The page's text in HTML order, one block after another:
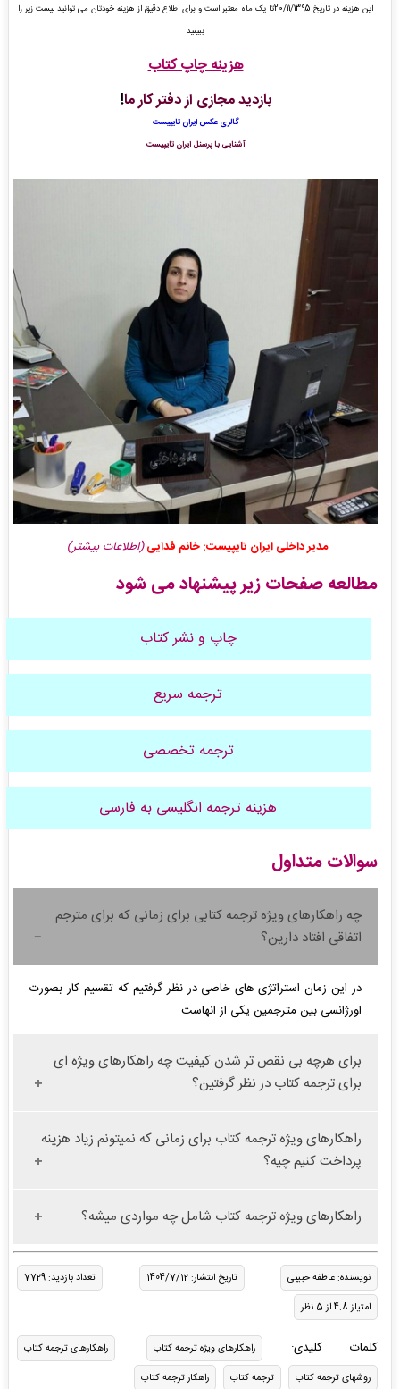
این هزینه در تاریخ 20/11/1395تا یک ماه معتبر است و برای اطلاع دقیق از هزینه خودتان می توانید لیست زیر را
ببینید
هزینه چاپ کتاب
بازدید مجازی از دفتر کار ما!
گالری عکس ایران تایپیست
آشنایی با پرسنل ایران تایپیست
مدیر داخلی ایران تایپیست: خانم فدایی(اطلاعات بیشتر)
مطالعه صفحات زیر پیشنهاد می شود
چاپ و نشر کتاب
ترجمه سریع
ترجمه تخصصی
هزینه ترجمه انگلیسی به فارسی
سوالات متداول
چه راهکارهای ویژه ترجمه کتابی برای زمانی که برای مترجم
اتفاقی افتاد دارین؟
در این زمان استراتژی های خاصی در نظر گرفتیم که تقسیم کار بصورت
اورژانسی بین مترجمین یکی از انهاست
برای هرچه بی نقص تر شدن کیفیت چه راهکارهای ویژه ای
برای ترجمه کتاب در نظر گرفتین؟
راهکارهای ویژه ترجمه کتاب برای زمانی که نمیتونم زیاد هزینه
پرداخت کنیم چیه؟
راهکارهای ویژه ترجمه کتاب شامل چه مواردی میشه؟
نویسنده: عاطفه حبیبی تاریخ انتشار: 1404/7/12
تعداد بازدید: 7729
امتیاز 4.8 از 5 نظر
کلمات کلیدی: راهکارهای ویژه ترجمه کتاب
راهکارهای ترجمه کتاب
روشهای ترجمه کتاب
ترجمه کتاب راهکار ترجمه کتاب